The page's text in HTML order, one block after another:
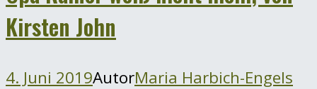
Kirsten John
4. Juni 2019AutorMaria Harbich-Engels